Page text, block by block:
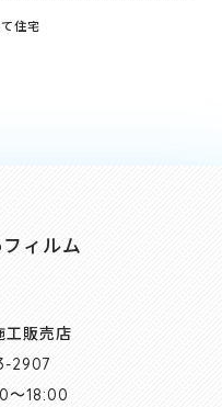
住宅
ィルム
工販売店
2907
～18:00